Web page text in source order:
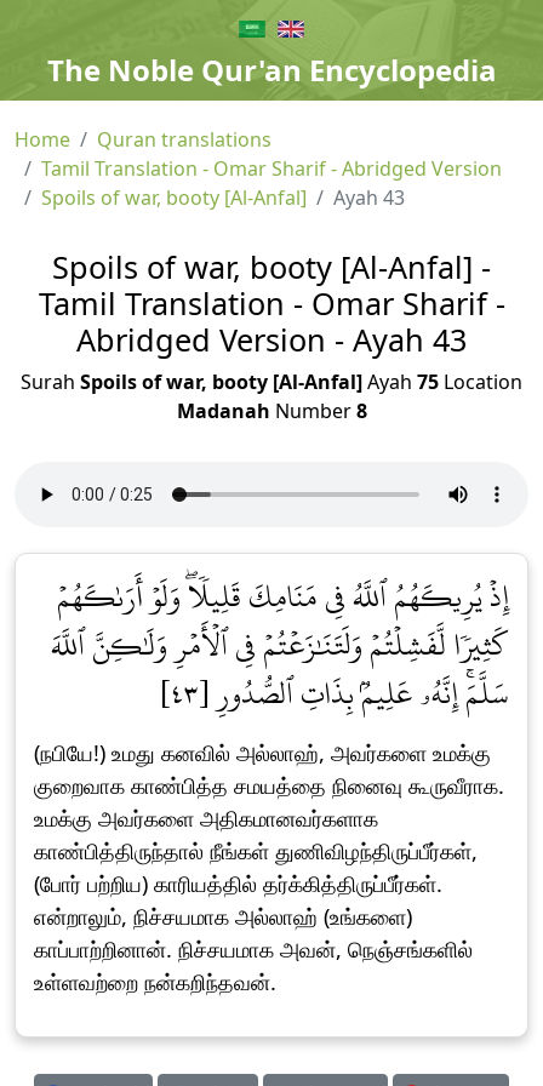
The Noble Qur'an Encyclopedia
Home
Quran translations
Tamil Translation - Omar Sharif - Abridged Version
Spoils of war, booty [Al-Anfal]
Ayah 43
Spoils of war, booty [Al-Anfal] -
Tamil Translation - Omar Sharif -
Abridged Version - Ayah 43
Surah Spoils of war, booty [Al-Anfal]Ayah 75 Location
Madanah Number8
إِذۡ يُرِيكَهُمُ ٱللَّهُ فِي مَنَامِكَ قَلِيلٗاۖ وَلَوۡ أَرَىٰكَهُمۡ
كَثِيرٗا لَّفَشِلۡتُمۡ وَلَتَنَٰزَعۡتُمۡ فِي ٱلۡأَمۡرِ وَلَٰكِنَّ ٱللَّهَ
سَلَّمَۚ إِنَّهُۥ عَلِيمُۢ بِذَاتِ ٱلصُّدُورِ [٤٣]
(நபியே!) உமது கனவில் அல்லாஹ், அவர்களை உமக்கு
குறைவாக காண்பித்த சமயத்தை நினைவு கூருவீராக.
உமக்கு அவர்களை அதிகமானவர்களாக
காண்பித்திருந்தால் நீங்கள் துணிவிழந்திருப்பீர்கள்,
(போர் பற்றிய) காரியத்தில் தர்க்கித்திருப்பீர்கள்.
என்றாலும், நிச்சயமாக அல்லாஹ் (உங்களை)
காப்பாற்றினான். நிச்சயமாக அவன், நெஞ்சங்களில்
உள்ளவற்றை நன்கறிந்தவன்.